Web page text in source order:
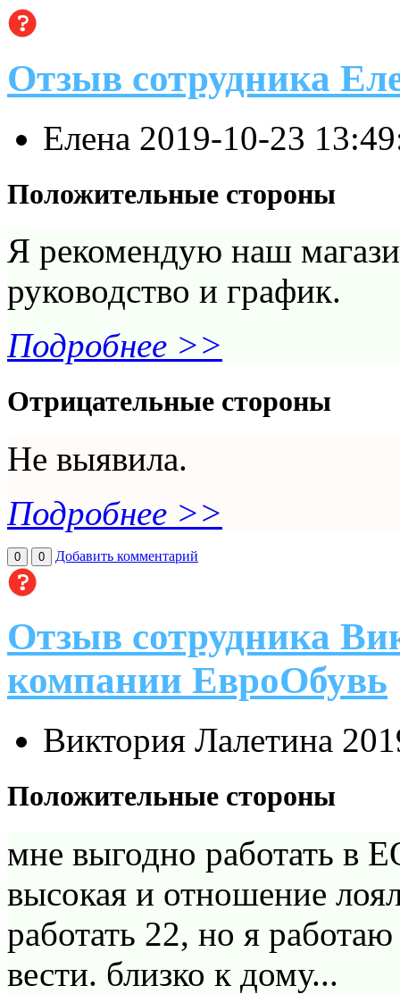
Отзыв сотрудника
Елена 2019-10-23
Положительные стороны
Я рекомендую наш
руководство и график.
Подробнее >>
Отрицательные стороны
Не выявила.
Подробнее >>
0 0 Добавить комментарий
Отзыв сотрудника
компании ЕвроОбувь
Виктория Лалетина
Положительные стороны
мне выгодно работать в
высокая и отношение
работать 22, но я
вести. близко к дому...